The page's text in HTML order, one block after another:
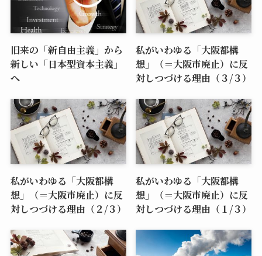
旧来の「新自由主義」から
新しい「日本型資本主義」
へ
私がいわゆる「大阪都構
想」（＝大阪市廃止）に反
対しつづける理由（３/３）
私がいわゆる「大阪都構
想」（＝大阪市廃止）に反
対しつづける理由（２/３）
私がいわゆる「大阪都構
想」（＝大阪市廃止）に反
対しつづける理由（１/３）